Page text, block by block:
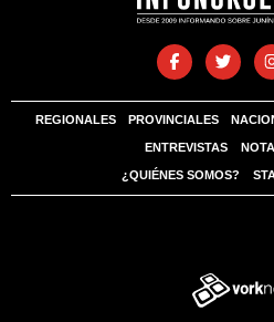
REGIONALES PROVINCIALES
ENTREVISTAS
¿QUIÉNES SOMOS?